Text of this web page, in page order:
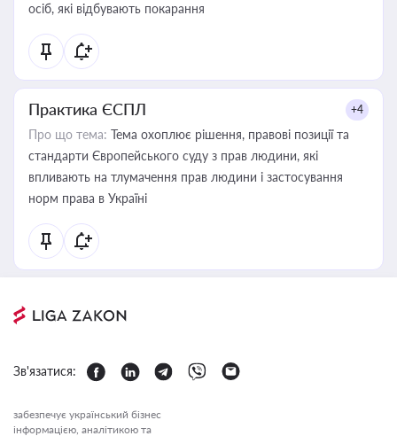
осіб, які відбувають покарання
Практика ЄСПЛ +4
Про що тема: Тема охоплює рішення, правові позиції та
стандарти Європейського суду з прав людини, які
впливають на тлумачення прав людини і застосування
норм права в Україні
Зв'язатися:
забезпечує український бізнес
інформацією, аналітикою та